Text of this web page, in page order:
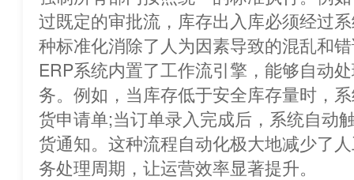
过既定的审批流，库存出入库必须经过
种标准化消除了人为因素导致的混乱和
ERP系统内置了工作流引擎，能够自动
务。例如，当库存低于安全库存量时，
货申请单;当订单录入完成后，系统自动
货通知。这种流程自动化极大地减少了
务处理周期，让运营效率显著提升。